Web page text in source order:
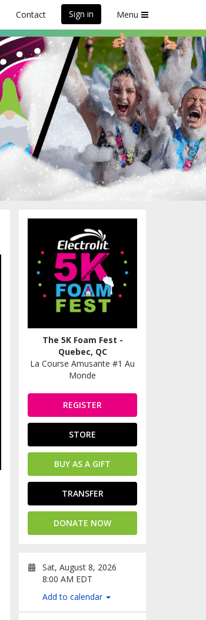
Contact Sign in Menu
The 5K Foam Fest -
Quebec, QC
La Course Amusante #1 Au
Monde
REGISTER
STORE
BUY AS A GIFT
TRANSFER
DONATE NOW
Sat, August 8, 2026
8:00 AM EDT
Add to calendar